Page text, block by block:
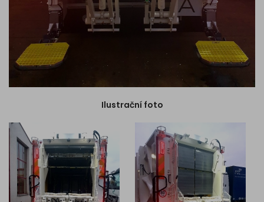
Elektroinstallation
Weiteres
Reifendienst
Ilustrační foto